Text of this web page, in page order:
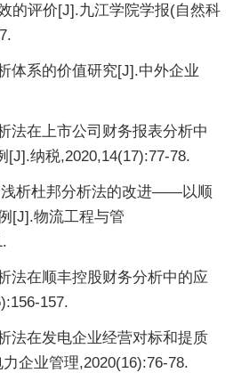
的评价[J].九江学院学报(自然科
系的价值研究[J].中外企业
在上市公司财务报表分析中
纳税,2020,14(17):77-78.
析杜邦分析法的改进——以顺
[J].物流工程与管
在顺丰控股财务分析中的应
157.
在发电企业经营对标和提质
企业管理,2020(16):76-78.